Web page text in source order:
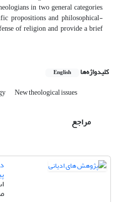
in two general categories,
propositions and philosophical-
of religion and provide a brief
کلیدواژه‌ها English
New theological issues
مراجع